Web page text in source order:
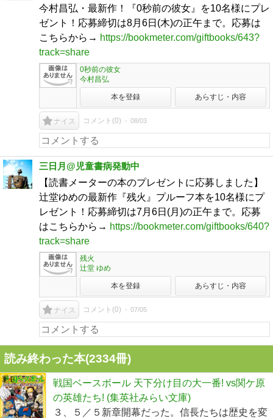
今村昌弘・最新作！『0秒前の彼女』を10名様にプレ
ゼント！応募締切は8月6日(木)の正午まで。応募は
こちらから→ https://bookmeter.com/giftbooks/643?
track=share
0秒前の彼女
今村昌弘
本を登録 あらすじ・内容
ナイス コメント(0) 08/03
三日月@児童書病発動中
【読書メーターの本のプレゼントに応募しました】
辻堂ゆめの最新作『残火』プルーフ本を10名様にプ
レゼント！応募締切は7月6日(月)の正午まで。応募
はこちらから→ https://bookmeter.com/giftbooks/640?
track=share
残火
辻堂 ゆめ
本を登録 あらすじ・内容
ナイス コメント(0) 07/05
読み終わった本(2334冊)
戦国ベースボール 天下分け目の大一番! vs関ケ原
の英雄たち! (集英社みらい文庫)
３、５／５新章開幕だった。信長たちは歴史を変